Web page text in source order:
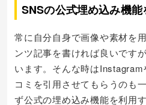
SNSの公式埋め込み機能
常に自分自身で画像や素材を
ンツ記事を書ければ良いです
います。そんな時は
コミを引用させてもらうのも
ず公式の埋め込み機能を利用す